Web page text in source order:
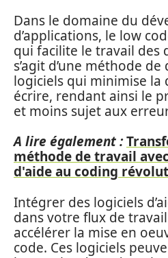
Dans le domaine du
d’applications, le low
qui facilite le travail des
s’agit d’une méthode
logiciels qui minimise la
écrire, rendant ainsi le
et moins sujet aux
A lire également :
méthode de travail
d'aide au coding
Intégrer des logiciels
dans votre flux de
accélérer la mise en
code. Ces logiciels